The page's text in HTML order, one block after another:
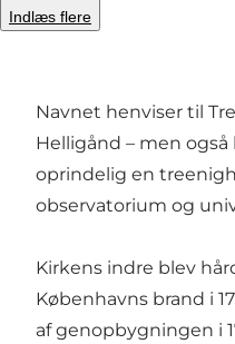
Indlæs flere
studerende, men er i
Navnet henviser til
Helligånd – men
oprindelig en
observatorium og
Kirkens indre blev
Københavns brand i
af genopbygningen i